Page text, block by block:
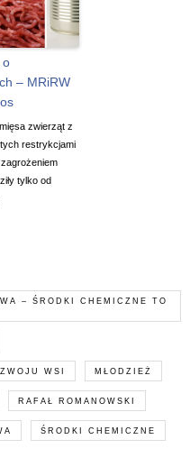
o
– MRiRW
zwierząt z
restrykcjami
tylko od
– ŚRODKI CHEMICZNE TO
WSI MŁODZIEŻ
RAFAŁ ROMANOWSKI
ŚRODKI CHEMICZNE